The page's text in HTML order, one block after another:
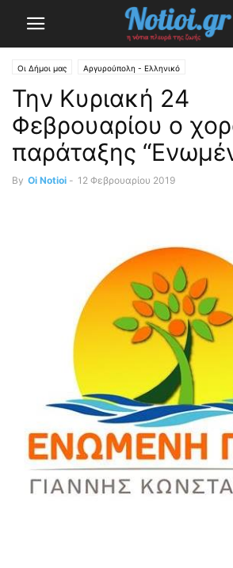
Οι Δήμοι μας Αργυρούπολη - Ελληνικό
Την Κυριακή 24
Φεβρουαρίου ο
παράταξης
By Oi Notioi - 12 Φεβρουαρίου 2019